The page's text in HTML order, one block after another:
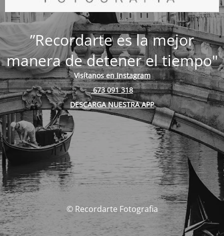
”Recordarte es la mejor
manera de detener el tiempo"
Visítanos en Instagram
673 091 318
DESCARGA NUESTRA APP
© Recordarte Fotografia